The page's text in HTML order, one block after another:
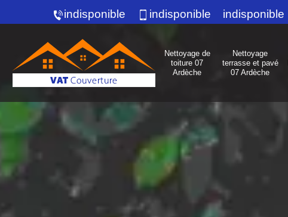
indisponible indisponible indisponible
Nettoyage de
toiture 07
Ardèche
Nettoyage
terrasse et pavé
07 Ardèche